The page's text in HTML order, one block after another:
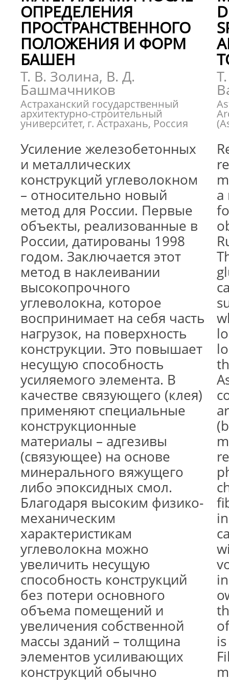
ОПРЕДЕЛЕНИЯ
ПРОСТРАНСТВЕННОГО
ПОЛОЖЕНИЯ И ФОРМ
БАШЕН
Т. В. Золина, В. Д.
Башмачников
Астраханский государственный
архитектурно-строительный
университет, г. Астрахань, Россия
Усиление железобетонных
и металлических
конструкций углеволокном
– относительно новый
метод для России. Первые
объекты, реализованные в
России, датированы 1998
годом. Заключается этот
метод в наклеивании
высокопрочного
углеволокна, которое
воспринимает на себя часть
нагрузок, на поверхность
конструкции. Это повышает
несущую способность
усиляемого элемента. В
качестве связующего (клея)
применяют специальные
конструкционные
материалы – адгезивы
(связующее) на основе
минерального вяжущего
либо эпоксидных смол.
Благодаря высоким физико-
механическим
характеристикам
углеволокна можно
увеличить несущую
способность конструкций
без потери основного
объема помещений и
увеличения собственной
массы зданий – толщина
элементов усиливающих
конструкций обычно
a